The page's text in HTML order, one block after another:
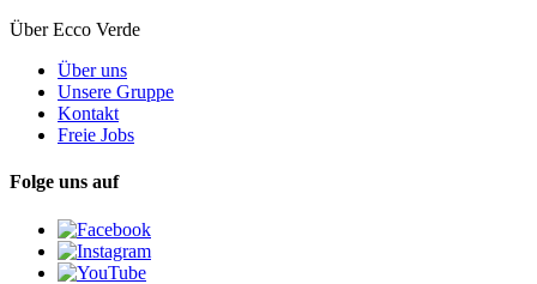
Über Ecco Verde
Über uns
Unsere Gruppe
Kontakt
Freie Jobs
Folge uns auf